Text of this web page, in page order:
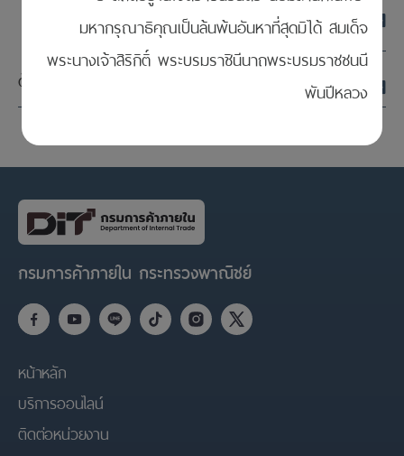
ของหน่วยงานภาครัฐ ประจำปี 2563
ด้านการป้องกันการทุจริต
มหากรุณาธิคุณเป็นล้นพ้นอันหาที่สุดมิได้ สมเด็จ
พระนางเจ้าสิริกิติ์ พระบรมราชินีนาถพระบรมราชชนนี
พันปีหลวง
กรมการค้าภายใน กระทรวงพาณิชย์
หน้าหลัก
บริการออนไลน์
ติดต่อหน่วยงาน